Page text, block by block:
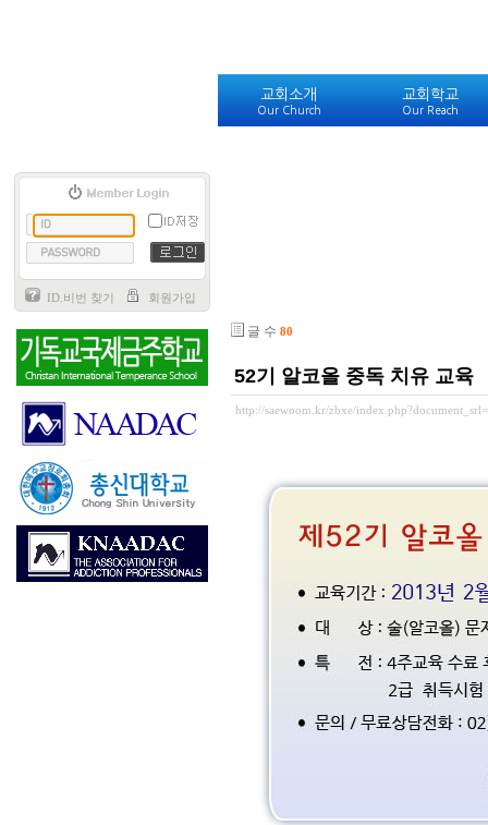
교회소개
Our Church
교회학교
Our Reach
ID.비번 찾기 회원가입
글 수 80
52기 알코올 중독 치유 교육
http://saewoom.kr/zbxe/